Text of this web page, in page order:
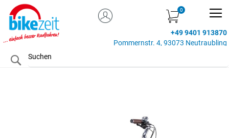
MEIN KONTO
+49 9401 913870
Pommernstr. 4, 93073 Neutraubling
Search